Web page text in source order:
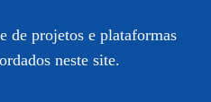
de projetos e plataformas
neste site.